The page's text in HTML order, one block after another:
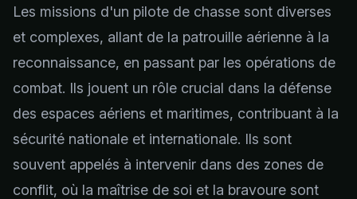
Les missions d'un pilote de chasse sont diverses
et complexes, allant de la patrouille aérienne à la
reconnaissance, en passant par les opérations de
combat. Ils jouent un rôle crucial dans la défense
des espaces aériens et maritimes, contribuant à la
sécurité nationale et internationale. Ils sont
souvent appelés à intervenir dans des zones de
conflit, où la maîtrise de soi et la bravoure sont